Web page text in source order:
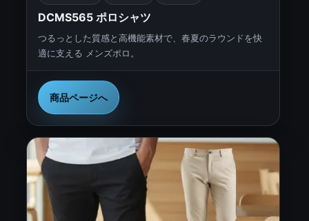
DCMS565 ポロシャツ
つるっとした質感と高機能素材で、春夏のラウンドを快
適に支える メンズポロ。
商品ページへ